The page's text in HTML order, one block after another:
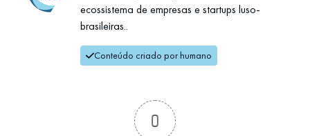
ecossistema de empresas e startups luso-
brasileiras..
Conteúdo criado por humano
0